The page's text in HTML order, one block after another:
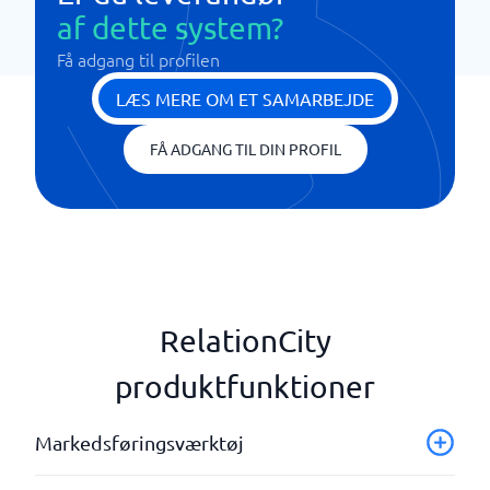
af dette system?
Få adgang til profilen
LÆS MERE OM ET SAMARBEJDE
FÅ ADGANG TIL DIN PROFIL
RelationCity
produktfunktioner
Markedsføringsværktøj